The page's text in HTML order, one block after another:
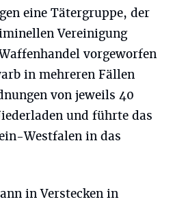
eine Tätergruppe, der
Vereinigung
vorgeworfen
in mehreren Fällen
von jeweils 40
und führte das
Westfalen in das
in Verstecken in